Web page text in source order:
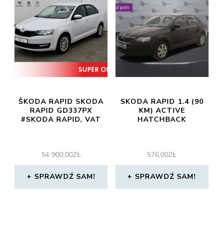
ŠKODA RAPID SKODA
RAPID GD337PX
#SKODA RAPID, VAT
54 900,00ZŁ
SPRAWDŹ SAM!
SKODA RAPID 1.4 (90
KM) ACTIVE
HATCHBACK
576,00ZŁ
SPRAWDŹ SAM!